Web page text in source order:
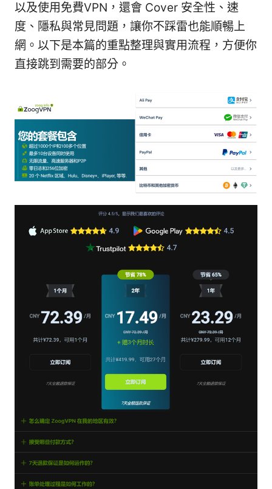
以及使用免費VPN，還會 Cover 安全性、速
度、隱私與常見問題，讓你不踩雷也能順暢上
網。以下是本篇的重點整理與實用流程，方便你
直接跳到需要的部分。